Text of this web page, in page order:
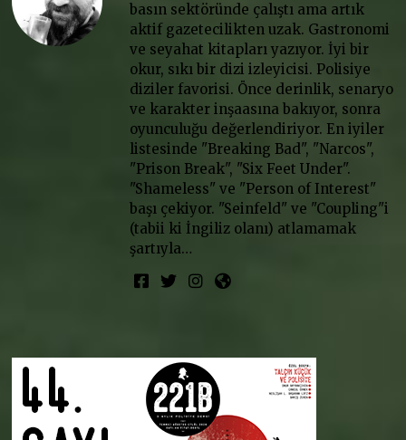
basın sektöründe çalıştı ama artık
aktif gazetecilikten uzak. Gastronomi
ve seyahat kitapları yazıyor. İyi bir
okur, sıkı bir dizi izleyicisi. Polisiye
diziler favorisi. Önce derinlik, senaryo
ve karakter inşaasına bakıyor, sonra
oyunculuğu değerlendiriyor. En iyiler
listesinde "Breaking Bad", "Narcos",
"Prison Break", "Six Feet Under".
"Shameless" ve "Person of Interest"
başı çekiyor. "Seinfeld" ve "Coupling"i
(tabii ki İngiliz olanı) atlamamak
şartıyla…